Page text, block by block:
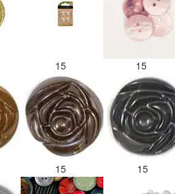
15 15
15 15